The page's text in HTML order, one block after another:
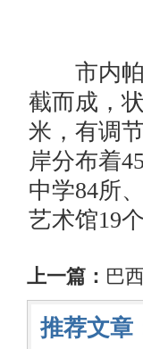
市内帕
截而成，
米，有调
岸分布着
中学84所
艺术馆19个
上一篇： 巴
推荐文章